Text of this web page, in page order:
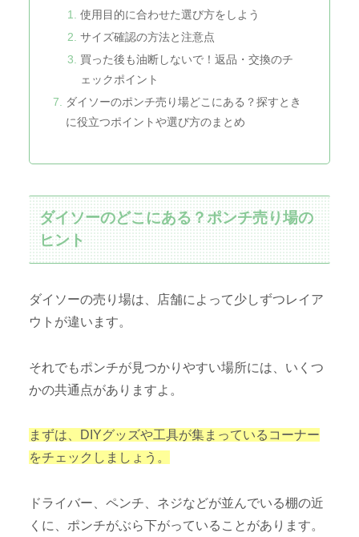
使用目的に合わせた選び方をしよう
サイズ確認の方法と注意点
買った後も油断しないで！返品・交換のチ
ェックポイント
ダイソーのポンチ売り場どこにある？探すとき
に役立つポイントや選び方のまとめ
ダイソーのどこにある？ポンチ売り場の
ヒント
ダイソーの売り場は、店舗によって少しずつレイア
ウトが違います。
それでもポンチが見つかりやすい場所には、いくつ
かの共通点がありますよ。
まずは、DIYグッズや工具が集まっているコーナー
をチェックしましょう。
ドライバー、ペンチ、ネジなどが並んでいる棚の近
くに、ポンチがぶら下がっていることがあります。